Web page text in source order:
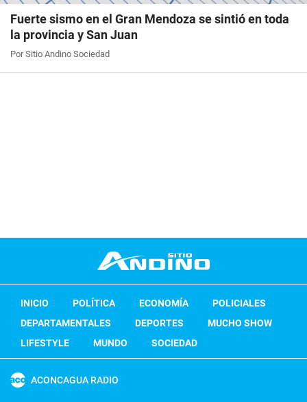
Fuerte sismo en el Gran Mendoza se sintió en toda
la provincia y San Juan
Por Sitio Andino Sociedad
INICIO POLÍTICA ECONOMÍA
POLICIALES
DEPARTAMENTALES
DEPORTES
MUCHO SHOW
LIFESTYLE
MUNDO SOCIEDAD
ACONCAGUA RADIO